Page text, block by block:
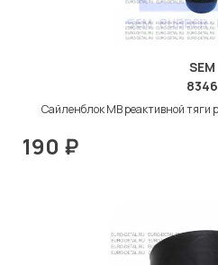
SEM
8346
Сайленблок МВ реактивной тяги
190 ₽